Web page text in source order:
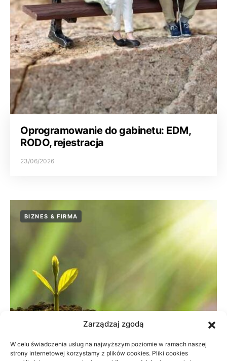
Zarządzaj zgodą
W celu świadczenia usług na najwyższym poziomie w ramach naszej
strony internetowej korzystamy z plików cookies. Pliki cookies
Oprogramowanie do gabinetu: EDM,
RODO, rejestracja
23/06/2026
BIZNES & FIRMA